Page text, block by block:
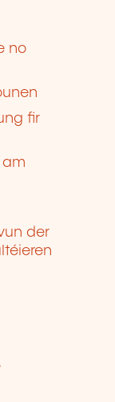
no
fir
am
der